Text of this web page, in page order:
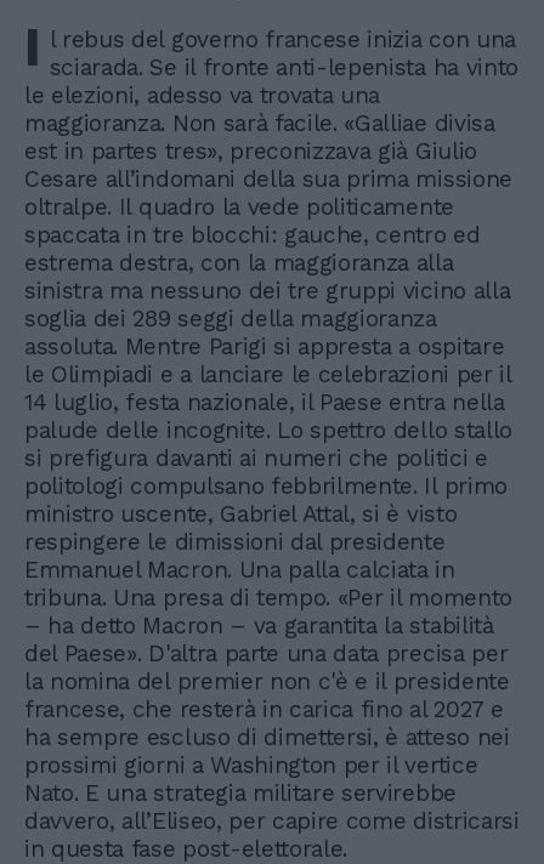
I l rebus del governo francese inizia con una
sciarada. Se il fronte anti-lepenista ha vinto
le elezioni, adesso va trovata una
maggioranza. Non sarà facile. «Galliae divisa
est in partes tres», preconizzava già Giulio
Cesare all’indomani della sua prima missione
oltralpe. Il quadro la vede politicamente
spaccata in tre blocchi: gauche, centro ed
estrema destra, con la maggioranza alla
sinistra ma nessuno dei tre gruppi vicino alla
soglia dei 289 seggi della maggioranza
assoluta. Mentre Parigi si appresta a ospitare
le Olimpiadi e a lanciare le celebrazioni per il
14 luglio, festa nazionale, il Paese entra nella
palude delle incognite. Lo spettro dello stallo
si prefigura davanti ai numeri che politici e
politologi compulsano febbrilmente. Il primo
ministro uscente, Gabriel Attal, si è visto
respingere le dimissioni dal presidente
Emmanuel Macron. Una palla calciata in
tribuna. Una presa di tempo. «Per il momento
– ha detto Macron – va garantita la stabilità
del Paese». D'altra parte una data precisa per
la nomina del premier non c'è e il presidente
francese, che resterà in carica fino al 2027 e
ha sempre escluso di dimettersi, è atteso nei
prossimi giorni a Washington per il vertice
Nato. E una strategia militare servirebbe
davvero, all’Eliseo, per capire come districarsi
in questa fase post-elettorale.